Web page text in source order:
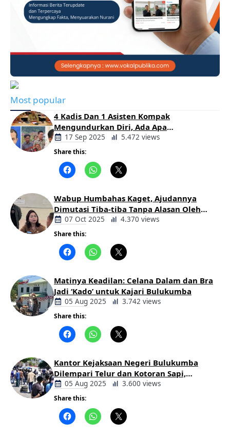
Most popular
4 Kadis Dan 1 Asisten Kompak
Mengundurkan Diri, Ada Apa
Pemerintahan Oloan
17 Sep 2025 5.472 views
Share this:
Wabup Humbahas Kaget, Ajudannya
Dimutasi Tiba-tiba Tanpa Alasan Oleh
Bupati
07 Oct 2025 4.370 views
Share this:
Matinya Keadilan: Celana Dalam dan Bra
Jadi ‘Kado’ untuk Kajari Bulukumba
05 Aug 2025 3.742 views
Share this:
Kantor Kejaksaan Negeri Bulukumba
Dilempari Telur dan Kotoran Sapi,
Keluarga Korban Lakalantas Tuntut
Keadilan
05 Aug 2025 3.600 views
Share this: